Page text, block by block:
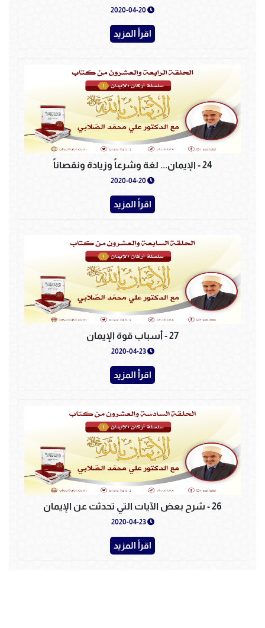
اقرأ المزيد
24 - الإيمان... لغة وشرعاً وزيادة ونقصاناً
اقرأ المزيد
27 - أسباب قوة الإيمان
2020-04-23
اقرأ المزيد
26 - شرح بعض الآيات التي تحدثت عن الإيمان
2020-04-23
اقرأ المزيد